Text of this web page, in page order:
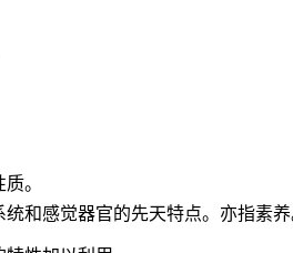
。
统和感觉器官的先天特点。亦指素